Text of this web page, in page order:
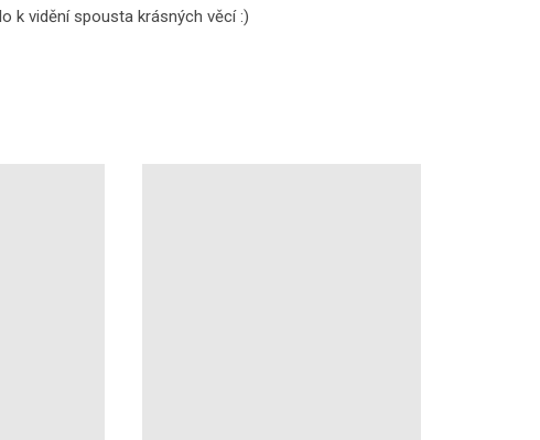
k vidění spousta krásných věcí :)